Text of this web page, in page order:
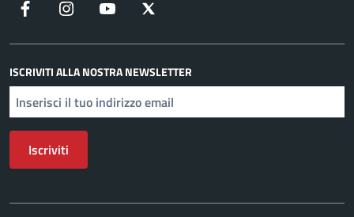
Facebook Instagram YouTube
ISCRIVITI ALLA NOSTRA NEWSLETTER